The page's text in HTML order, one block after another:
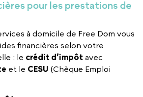
pour les prestations de
à domicile de Free Dom vous
financières selon votre
: le crédit d’impôt avec
et le CESU (Chèque Emploi